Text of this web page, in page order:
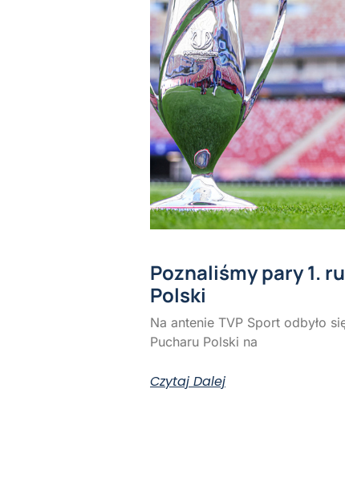
Poznaliśmy pary 1.
Polski
Na antenie TVP Sport odbyło
Pucharu Polski na
Czytaj Dalej